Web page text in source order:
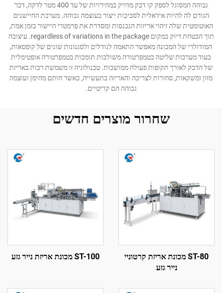
חֲדָשִים
לְהִתְחַבֵּר אֵלֵינוּ
גבוהה המסוגל לספק קו דבק מדויק במהירויות של עד 400 מטר לדקה, דבר
הגורם לה להיות אידאלית לסביבות ייצור בעוצמה גבוהה. מערכת החיישנים
האוטומטית שלה זיהוי אריזות הנכנסות ומסדרת את פרמטרי היישור בזמן אמת,
תוך הבטחת דיוק במקום regardless of variations in the package. עיצובה
המודולרי של המכונה מאפשר התאמה לגודלים ולסגנונות שונים של קופסאות,
בעוד מערכות שליטה בטמפרטורה משולבות תומכות בטמפרטורה אופטימלית
של הדבק לאורך תקופות פעולה ממושכות. טכנולוגיה זו משמשת רבות באריזת
מזון ומשקאות, סחורות לצריכה והאריזה בתעשייה, כאשר חותם מהימן ועוצמה
גבוהה הם קריטיים.
שחרור מוצרים חדשים
ST-80 מכונת אריזת קרטוניי
נייר גזע
ST-100 מכונת אריזת נייר גזע